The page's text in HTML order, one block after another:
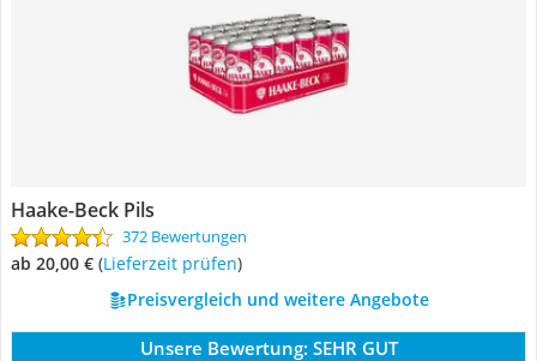
Haake-Beck Pils
372 Bewertungen
ab 20,00 € (Lieferzeit prüfen)
Preisvergleich und weitere Angebote
Unsere Bewertung: SEHR GUT